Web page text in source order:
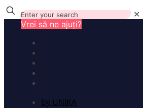
✕
Vrei să ne ajuți?
by UNIKA